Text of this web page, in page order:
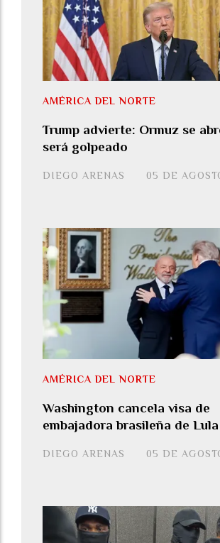
Trump advierte: Ormuz se
será golpeado
DIEGO ARENAS
AMÉRICA DEL NORTE
05 DE
Washington cancela visa de
embajadora brasileña de Lula
DIEGO ARENAS
AMÉRICA DEL NORTE
05 DE